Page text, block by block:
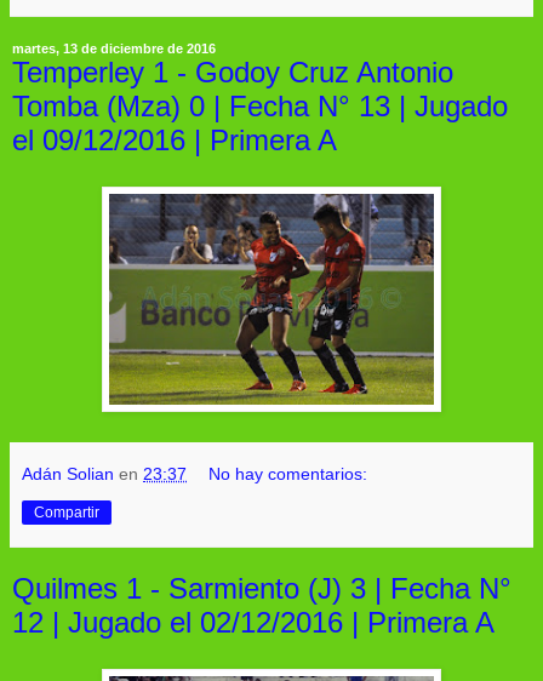
martes, 13 de diciembre de 2016
Temperley 1 - Godoy Cruz Antonio
Tomba (Mza) 0 | Fecha N° 13 | Jugado
el 09/12/2016 | Primera A
Adán Solian en 23:37 No hay comentarios:
Compartir
Quilmes 1 - Sarmiento (J) 3 | Fecha N°
12 | Jugado el 02/12/2016 | Primera A